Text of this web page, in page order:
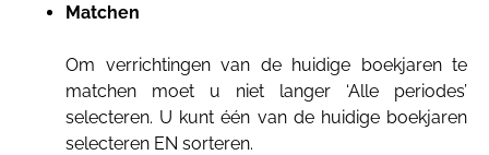
Matchen
Om verrichtingen van de huidige boekjaren te
matchen moet u niet langer ‘Alle periodes’
selecteren. U kunt één van de huidige boekjaren
selecteren EN sorteren.